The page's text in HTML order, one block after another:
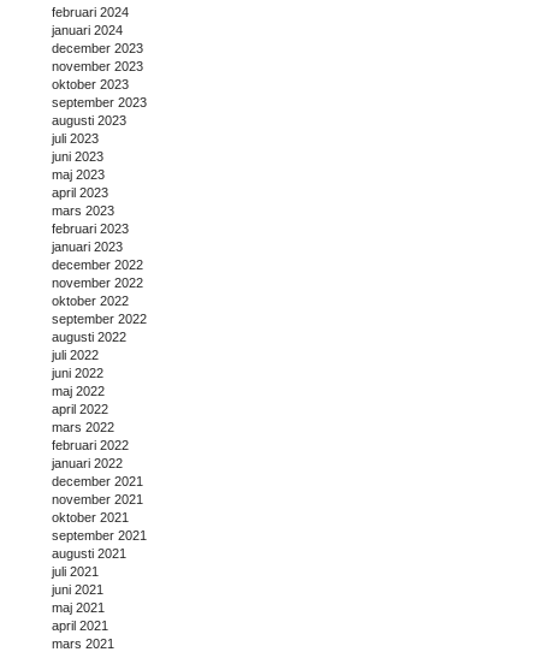
februari 2024
januari 2024
december 2023
november 2023
oktober 2023
september 2023
augusti 2023
juli 2023
juni 2023
maj 2023
april 2023
mars 2023
februari 2023
januari 2023
december 2022
november 2022
oktober 2022
september 2022
augusti 2022
juli 2022
juni 2022
maj 2022
april 2022
mars 2022
februari 2022
januari 2022
december 2021
november 2021
oktober 2021
september 2021
augusti 2021
juli 2021
juni 2021
maj 2021
april 2021
mars 2021